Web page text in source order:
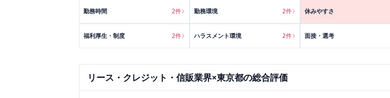
勤務時間 2件 勤務環境 2件 休みやすさ
福利厚生・制度 2件 ハラスメント環境 2件 面接・選考
リース・クレジット・信販業界×東京都の総合評価